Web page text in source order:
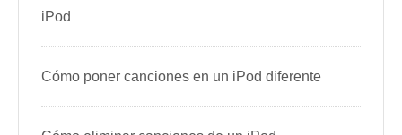
iPod
Cómo poner canciones en un iPod diferente